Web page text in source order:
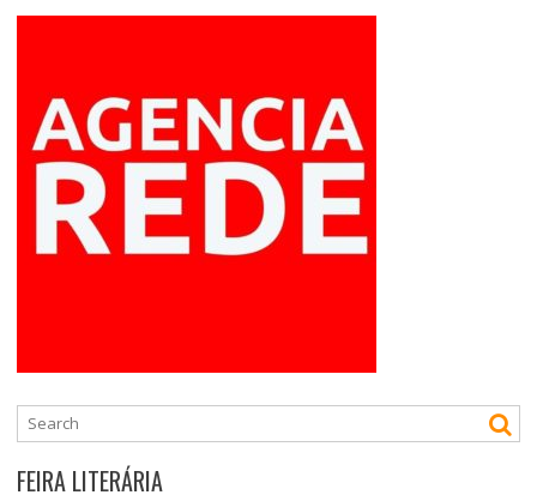
FEIRA LITERÁRIA